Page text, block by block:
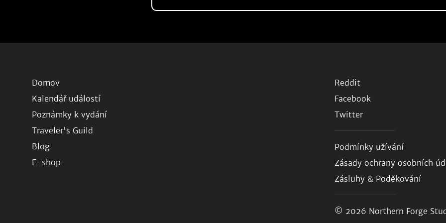
Domov
Kalendář událostí
Poznámky k vydání
Traveler's Guild
Blog
E-shop
Reddit
Facebook
Twitter
Podmínky užívání
Zásady ochrany osobních
Zásluhy & Poděkování
© 2026 Northern Forge